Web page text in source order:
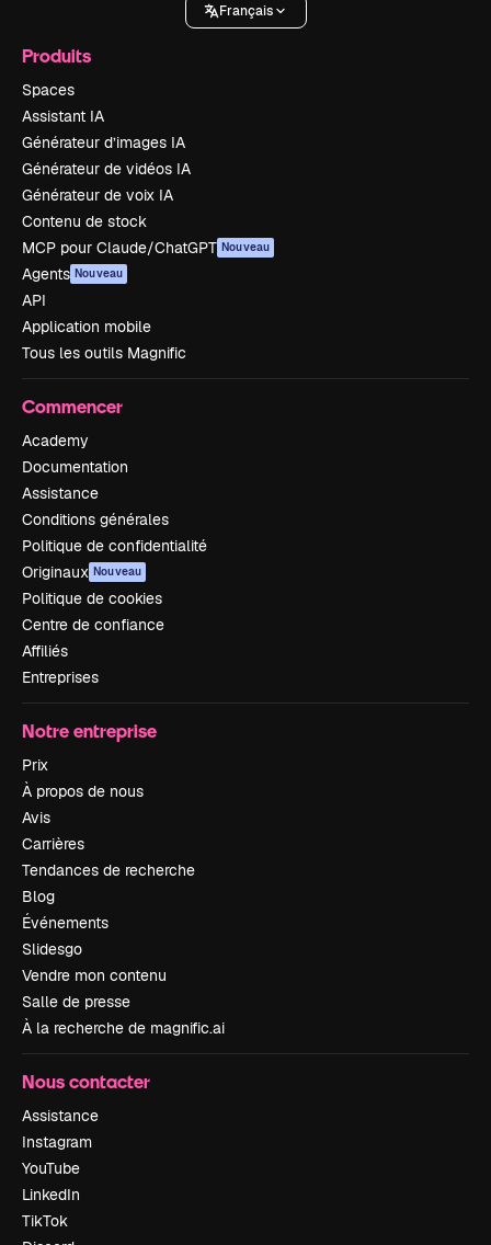
Français
Produits
Spaces
Assistant IA
Générateur d’images IA
Générateur de vidéos IA
Générateur de voix IA
Contenu de stock
MCP pour Claude/ChatGPT Nouveau
Agents Nouveau
API
Application mobile
Tous les outils Magnific
Commencer
Academy
Documentation
Assistance
Conditions générales
Politique de confidentialité
Originaux Nouveau
Politique de cookies
Centre de confiance
Affiliés
Entreprises
Notre entreprise
Prix
À propos de nous
Avis
Carrières
Tendances de recherche
Blog
Événements
Slidesgo
Vendre mon contenu
Salle de presse
À la recherche de magnific.ai
Nous contacter
Assistance
Instagram
YouTube
LinkedIn
TikTok